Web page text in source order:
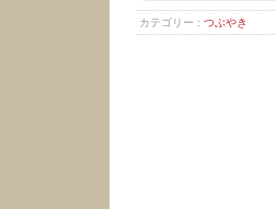
カテゴリー : つぶやき